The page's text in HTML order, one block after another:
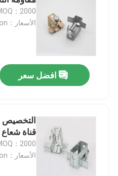
：2000
الأسعار：Discussion
افضل سعر
قناة
：2000
الأسعار：Discussion